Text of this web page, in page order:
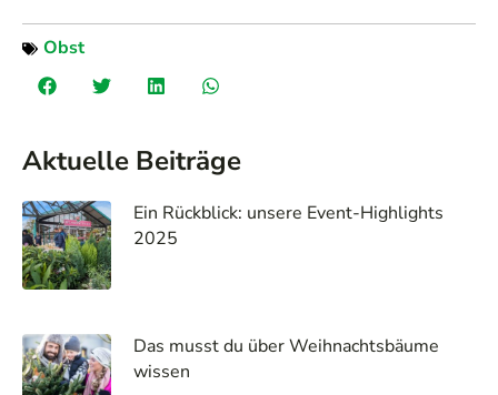
Obst
Aktuelle Beiträge
Ein Rückblick: unsere Event-Highlights
2025
Das musst du über Weihnachtsbäume
wissen